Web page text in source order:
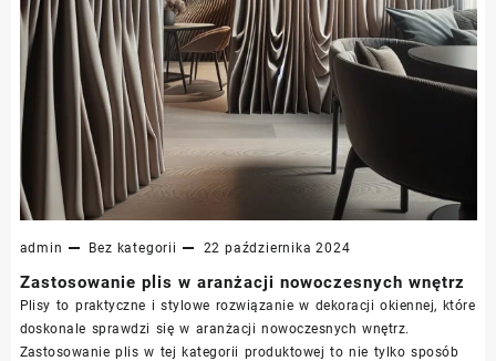
admin Bez kategorii 22 października 2024
Zastosowanie plis w aranżacji nowoczesnych wnętrz
Plisy to praktyczne i stylowe rozwiązanie w dekoracji okiennej, które
doskonale sprawdzi się w aranżacji nowoczesnych wnętrz.
Zastosowanie plis w tej kategorii produktowej to nie tylko sposób